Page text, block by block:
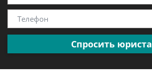
Спросить юриста